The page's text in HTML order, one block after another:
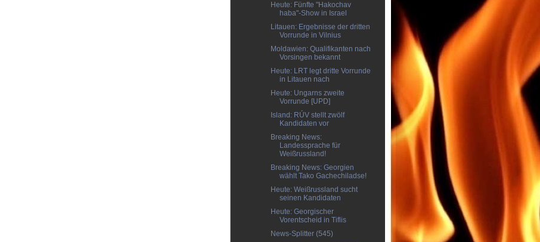
Heute: Fünfte "Hakochav
haba"-Show in Israel
Litauen: Ergebnisse der dritten
Vorrunde in Vilnius
Moldawien: Qualifikanten nach
Vorsingen bekannt
Heute: LRT legt dritte Vorrunde
in Litauen nach
Heute: Ungarns zweite
Vorrunde [UPD]
Island: RÚV stellt zwölf
Kandidaten vor
Breaking News:
Landessprache für
Weißrussland!
Breaking News: Georgien
wählt Tako Gachechiladse!
Heute: Weißrussland sucht
seinen Kandidaten
Heute: Georgischer
Vorentscheid in Tiflis
News-Splitter (545)